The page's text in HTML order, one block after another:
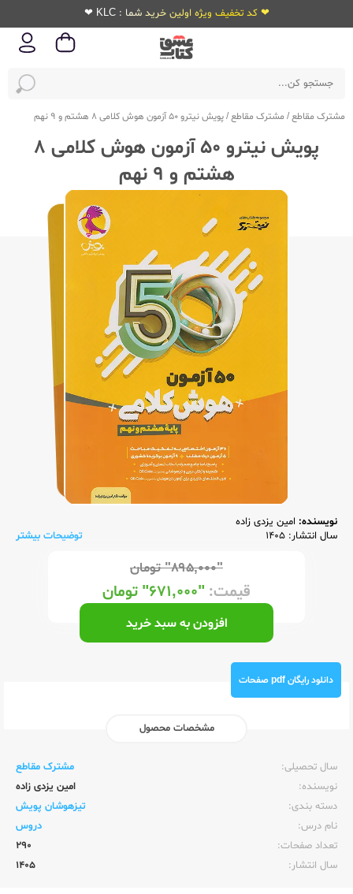
❤ کد تخفیف ویژه اولین خرید شما : KLC ❤
مشترک مقاطع/ مشترک مقاطع/پویش نیترو 50 آزمون هوش کلامی 8 هشتم و 9 نهم
پویش نیترو 50 آزمون هوش کلامی 8
هشتم و 9 نهم
نویسنده: امین یزدی زاده
سال انتشار: 1405
توضیحات بیشتر
"۸۹۵,۰۰۰" تومان
قیمت: "۶۷۱,۰۰۰" تومان
افزودن به سبد خرید
دانلود رایگان pdf صفحات
مشخصات محصول
سال تحصیلی:‌
مشترک مقاطع
نویسنده:‌
امین یزدی زاده
دسته بندی:
تیزهوشان پویش
نام درس:
دروس
تعداد صفحات:‌
290
سال انتشار:‌
1405